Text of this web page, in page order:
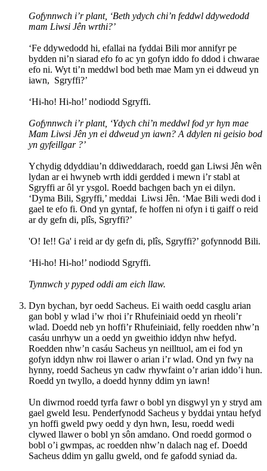
Gofynnwch i’r plant, ‘Beth ydych chi’n feddwl ddywedodd
mam Liwsi Jên wrthi?’
‘Fe ddywedodd hi, efallai na fyddai Bili mor annifyr pe
bydden ni’n siarad efo fo ac yn gofyn iddo fo ddod i chwarae
efo ni. Wyt ti’n meddwl bod beth mae Mam yn ei ddweud yn
iawn, Sgryffi?’
‘Hi-ho! Hi-ho!’ nodiodd Sgryffi.
Gofynnwch i’r plant, ‘Ydych chi’n meddwl fod yr hyn mae
Mam Liwsi Jên yn ei ddweud yn iawn? A ddylen ni geisio bod
yn gyfeillgar ?’
Ychydig ddyddiau’n ddiweddarach, roedd gan Liwsi Jên wên
lydan ar ei hwyneb wrth iddi gerdded i mewn i’r stabl at
Sgryffi ar ôl yr ysgol. Roedd bachgen bach yn ei dilyn.
‘Dyma Bili, Sgryffi,’ meddai Liwsi Jên. ‘Mae Bili wedi dod i
gael te efo fi. Ond yn gyntaf, fe hoffen ni ofyn i ti gaiff o reid
ar dy gefn di, plîs, Sgryffi?’
'O! Ie!! Ga' i reid ar dy gefn di, plîs, Sgryffi?’ gofynnodd Bili.
‘Hi-ho! Hi-ho!’ nodiodd Sgryffi.
Tynnwch y pyped oddi am eich llaw.
Dyn bychan, byr oedd Sacheus. Ei waith oedd casglu arian
gan bobl y wlad i’w rhoi i’r Rhufeiniaid oedd yn rheoli’r
wlad. Doedd neb yn hoffi’r Rhufeiniaid, felly roedden nhw’n
casáu unrhyw un a oedd yn gweithio iddyn nhw hefyd.
Roedden nhw’n casáu Sacheus yn neilltuol, am ei fod yn
gofyn iddyn nhw roi llawer o arian i’r wlad. Ond yn fwy na
hynny, roedd Sacheus yn cadw rhywfaint o’r arian iddo’i hun.
Roedd yn twyllo, a doedd hynny ddim yn iawn!
Un diwrnod roedd tyrfa fawr o bobl yn disgwyl yn y stryd am
gael gweld Iesu. Penderfynodd Sacheus y byddai yntau hefyd
yn hoffi gweld pwy oedd y dyn hwn, Iesu, roedd wedi
clywed llawer o bobl yn sôn amdano. Ond roedd gormod o
bobl o’i gwmpas, ac roedden nhw’n dalach nag ef. Doedd
Sacheus ddim yn gallu gweld, ond fe gafodd syniad da.